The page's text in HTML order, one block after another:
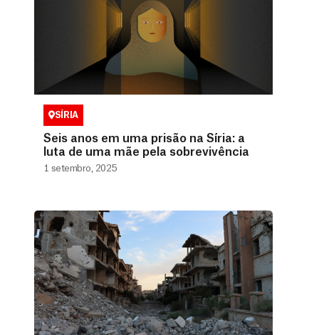
SÍRIA
Seis anos em uma prisão na Síria: a
luta de uma mãe pela sobrevivência
1 setembro, 2025